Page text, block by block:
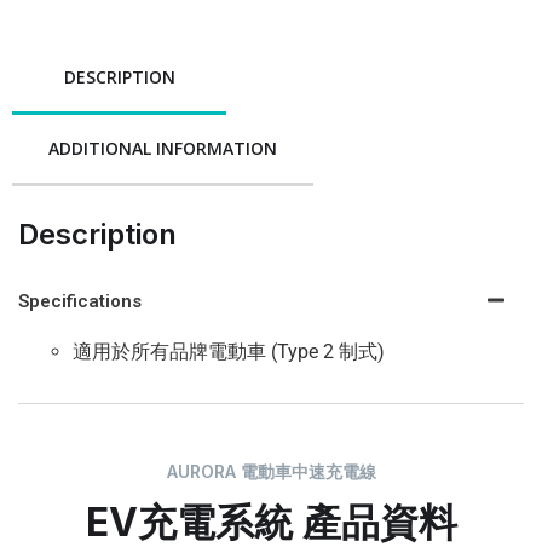
DESCRIPTION
ADDITIONAL INFORMATION
Description
Specifications
適用於所有品牌電動車 (Type 2 制式)
AURORA 電動車中速充電線
EV充電系統 產品資料